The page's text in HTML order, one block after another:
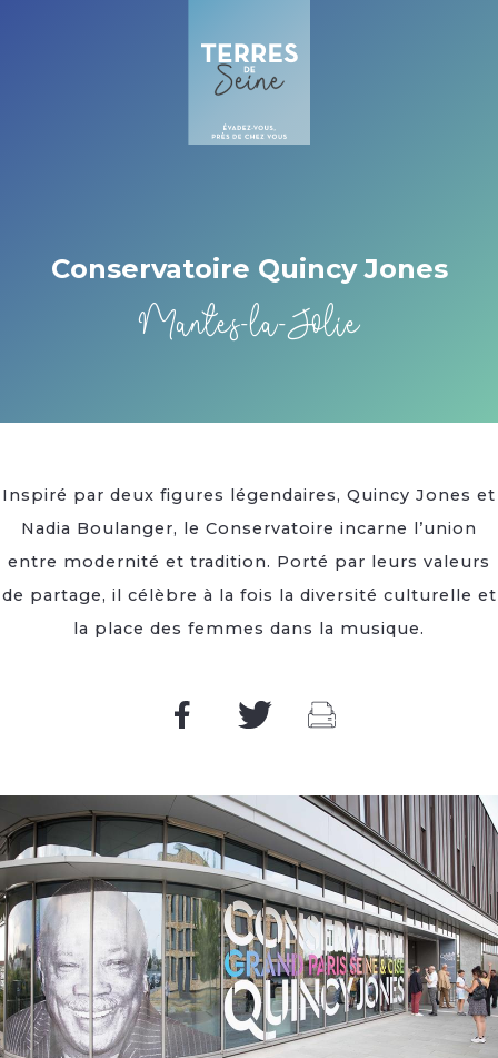
Conservatoire Quincy Jones
Mantes-la-Jolie
Inspiré par deux figures légendaires, Quincy Jones et
Nadia Boulanger, le Conservatoire incarne l’union
entre modernité et tradition. Porté par leurs valeurs
de partage, il célèbre à la fois la diversité culturelle et
la place des femmes dans la musique.